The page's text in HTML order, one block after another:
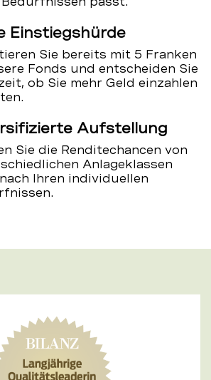
Einstiegshürde
Sie bereits mit 5 Franken
Fonds und entscheiden Sie
ob Sie mehr Geld einzahlen
Aufstellung
Sie die Renditechancen von
Anlageklassen
Ihren individuellen